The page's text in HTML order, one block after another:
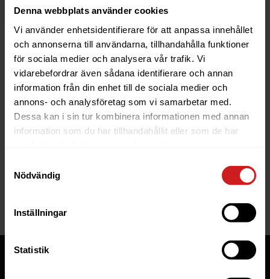
Denna webbplats använder cookies
Vi använder enhetsidentifierare för att anpassa innehållet
och annonserna till användarna, tillhandahålla funktioner
för sociala medier och analysera vår trafik. Vi
vidarebefordrar även sådana identifierare och annan
information från din enhet till de sociala medier och
annons- och analysföretag som vi samarbetar med.
Dessa kan i sin tur kombinera informationen med annan
information som du har tillhandahållit eller som de har
Nödvändig
Inställningar
Statistik
Läs mer
The website you were trying to
reach has been suspended
If you are the owner of this website or domain please
read
website to be suspended.